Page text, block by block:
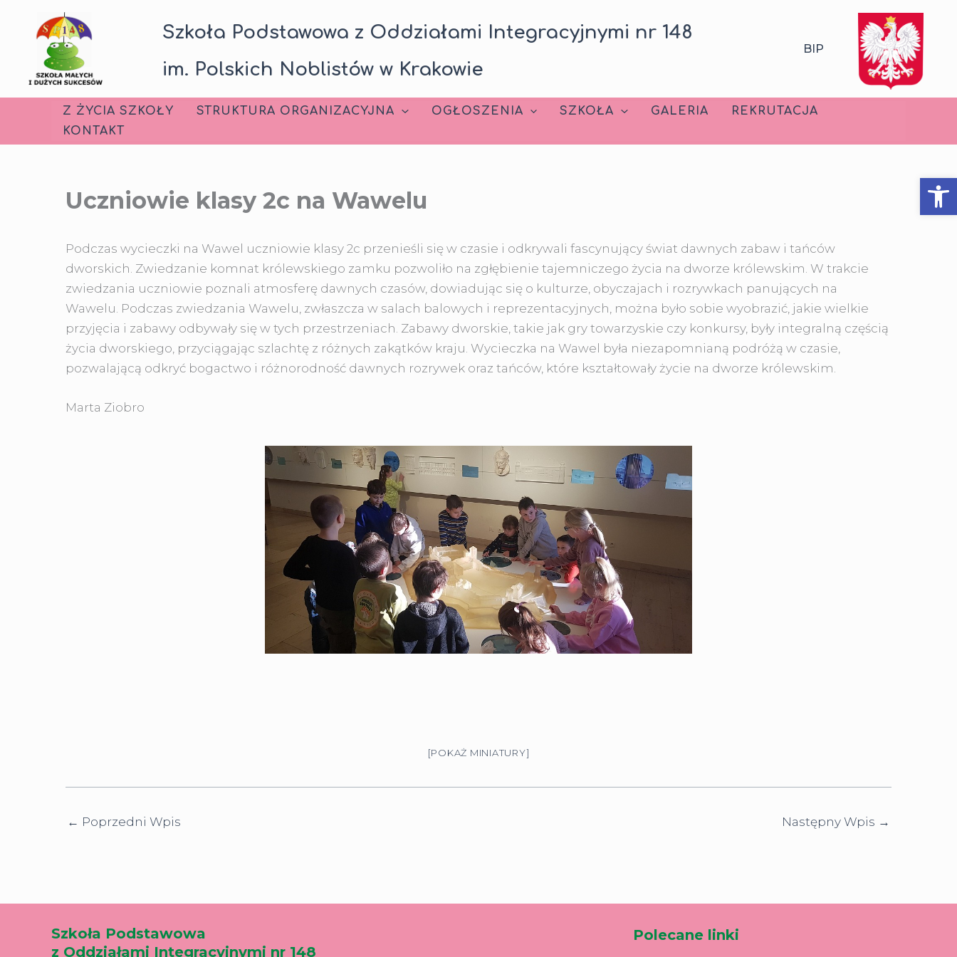
Szkoła Podstawowa z Oddziałami Integracyjnymi nr 148
im. Polskich Noblistów w Krakowie
BIP
Z ŻYCIA SZKOŁY STRUKTURA ORGANIZACYJNA OGŁOSZENIA SZKOŁA GALERIA
REKRUTACJA
KONTAKT
Uczniowie klasy 2c na Wawelu
Podczas wycieczki na Wawel uczniowie klasy 2c przenieśli się w czasie i odkrywali fascynujący świat dawnych zabaw i tańców
dworskich. Zwiedzanie komnat królewskiego zamku pozwoliło na zgłębienie tajemniczego życia na dworze królewskim. W trakcie
zwiedzania uczniowie poznali atmosferę dawnych czasów, dowiadując się o kulturze, obyczajach i rozrywkach panujących na
Wawelu. Podczas zwiedzania Wawelu, zwłaszcza w salach balowych i reprezentacyjnych, można było sobie wyobrazić, jakie wielkie
przyjęcia i zabawy odbywały się w tych przestrzeniach. Zabawy dworskie, takie jak gry towarzyskie czy konkursy, były integralną częścią
życia dworskiego, przyciągając szlachtę z różnych zakątków kraju. Wycieczka na Wawel była niezapomnianą podróżą w czasie,
pozwalającą odkryć bogactwo i różnorodność dawnych rozrywek oraz tańców, które kształtowały życie na dworze królewskim.
Marta Ziobro
[POKAŻ MINIATURY]
← Poprzedni Wpis Następny Wpis →
Szkoła Podstawowa
z Oddziałami Integracyjnymi nr 148
Polecane linki